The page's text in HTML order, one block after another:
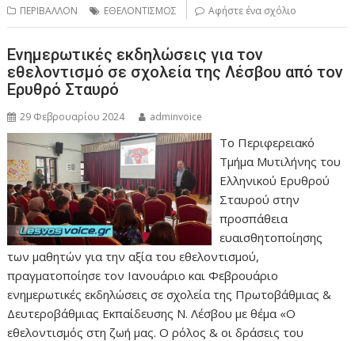
ΠΕΡΙΒΑΛΛΟΝ ΕΘΕΛΟΝΤΙΣΜΟΣ Αφήστε ένα σχόλιο
Ενημερωτικές εκδηλώσεις για τον
εθελοντισμό σε σχολεία της Λέσβου από τον
Ερυθρό Σταυρό
29 Φεβρουαρίου 2024 adminvoice
Το Περιφερειακό
Τμήμα Μυτιλήνης του
Ελληνικού Ερυθρού
Σταυρού στην
προσπάθεια
ευαισθητοποίησης
των μαθητών για την αξία του εθελοντισμού,
πραγματοποίησε τον Ιανουάριο και Φεβρουάριο
ενημερωτικές εκδηλώσεις σε σχολεία της Πρωτοβάθμιας &
Δευτεροβάθμιας Εκπαίδευσης Ν. Λέσβου με θέμα «Ο
εθελοντισμός στη ζωή μας. Ο ρόλος & οι δράσεις του